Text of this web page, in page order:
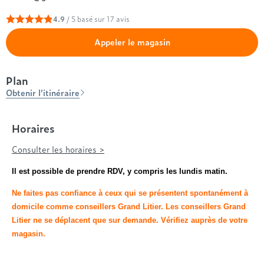
- de 1000€
Nos matelas par marque
Alpen
Beautyrest Luxury
Ergotherm
Grand Litier
Hotel & Lodge
Simmons
Styldecor
Technilat
+ de 1500€
Nos sommiers par prix
+ de 1000€
+ de 500€
+ de 1500€
4.9 / 5 basé sur 17 avis
Appeler le magasin
Plan
Obtenir l’itinéraire
Horaires
Consulter les horaires >
Il est possible de prendre RDV, y compris les lundis matin.
Ne faites pas confiance à ceux qui se présentent spontanément à
domicile comme conseillers Grand Litier. Les conseillers Grand
Litier ne se déplacent que sur demande. Vérifiez auprès de votre
magasin.